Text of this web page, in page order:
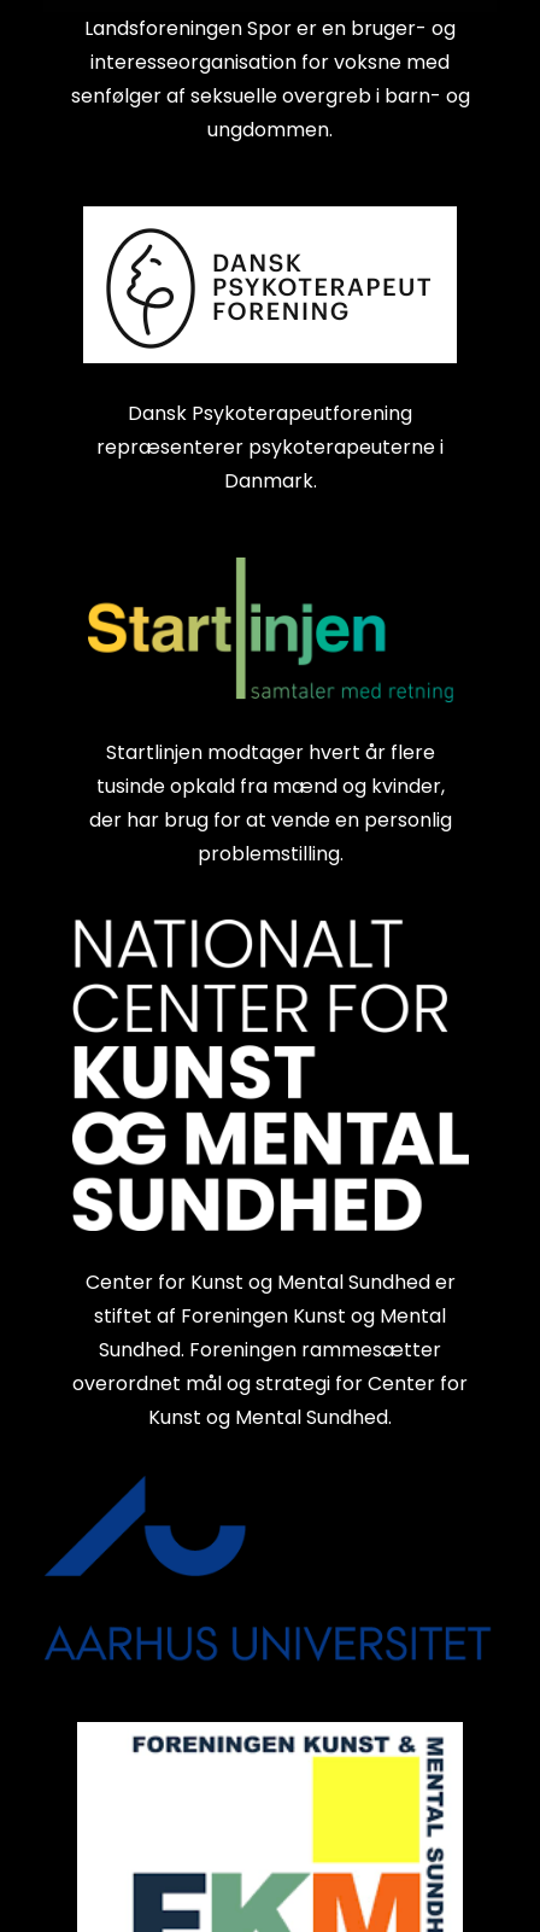
Landsforeningen Spor er en bruger- og
interesseorganisation for voksne med
senfølger af seksuelle overgreb i barn- og
ungdommen.
Dansk Psykoterapeutforening
repræsenterer psykoterapeuterne i
Danmark.
Startlinjen modtager hvert år flere
tusinde opkald fra mænd og kvinder,
der har brug for at vende en personlig
problemstilling.
Center for Kunst og Mental Sundhed er
stiftet af Foreningen Kunst og Mental
Sundhed. Foreningen rammesætter
overordnet mål og strategi for Center for
Kunst og Mental Sundhed.